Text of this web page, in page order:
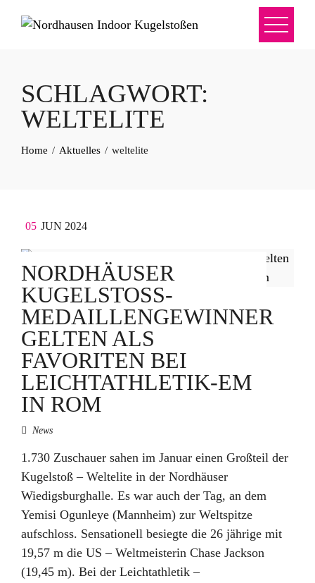
SCHLAGWORT:
WELTELITE
Home Aktuelles weltelite
05 JUN 2024
NORDHÄUSER
KUGELSTOSS-M
EDAILLENGEWINNER G
ELTEN ALS F
AVORITEN BEI L
EICHTATHLETIK-EM I
N ROM
News
1.730 Zuschauer sahen im Januar einen Großteil der
Kugelstoß – Weltelite in der Nordhäuser
Wiedigsburghalle. Es war auch der Tag, an dem
Yemisi Ogunleye (Mannheim) zur Weltspitze
aufschloss. Sensationell besiegte die 26 jährige mit
19,57 m die US – Weltmeisterin Chase Jackson
(19,45 m). Bei der Leichtathletik –